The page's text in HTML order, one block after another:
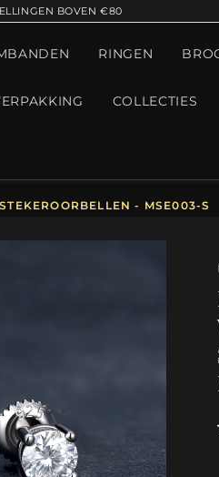
BOVEN €80
RINGEN
COLLECTIES
- MSE003-S